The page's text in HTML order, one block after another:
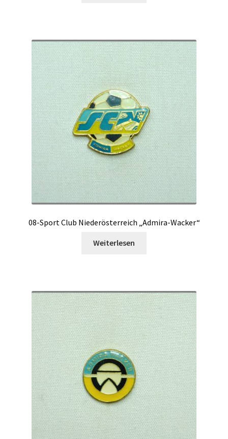
08-Sport Club Niederösterreich „Admira-Wacker“
Weiterlesen